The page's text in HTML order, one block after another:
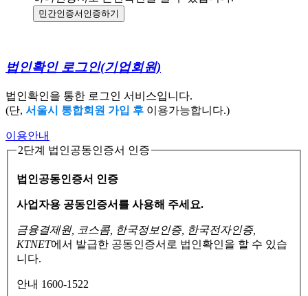
민간인증서 인증하기
법인확인 로그인(기업회원)
법인확인을 통한 로그인 서비스입니다.
(단, 서울시 통합회원 가입 후 이용가능합니다.)
이용안내
2단계 법인공동인증서 인증
법인공동인증서 인증
사업자용 공동인증서를 사용해 주세요.
금융결제원, 코스콤, 한국정보인증, 한국전자인증,
KTNET에서 발급한 공동인증서로 법인확인을 할 수 있습
니다.
안내 1600-1522